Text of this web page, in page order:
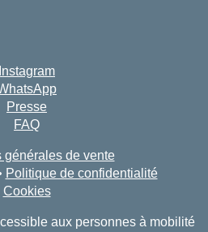
Instagram
Presse
FAQ
générales de vente
Politique de confidentialité
Cookies
aux personnes à mobilité